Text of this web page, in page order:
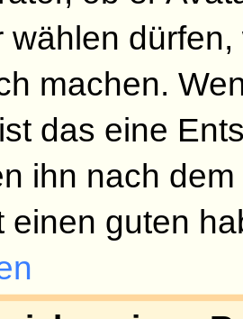
Sie können
an alle Beiträge
Option
Anfügen einer
indem Sie die
Beitrags
ich eine Umfrage?